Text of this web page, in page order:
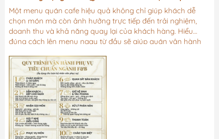
Dễ Gọi Món
Một menu quán cafe hiệu quả không chỉ giúp khách dễ
chọn món mà còn ảnh hưởng trực tiếp đến trải nghiệm,
doanh thu và khả năng quay lại của khách hàng. Hiểu
đúng cách lên menu ngay từ đầu sẽ giúp quán vận hành